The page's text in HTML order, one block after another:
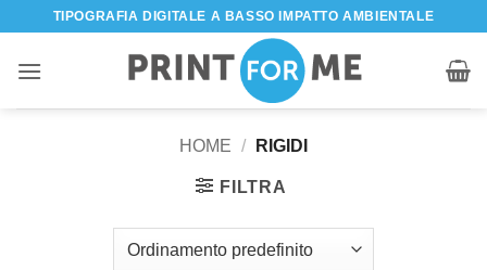
contenuti
TIPOGRAFIA DIGITALE A BASSO IMPATTO AMBIENTALE
HOME / RIGIDI
FILTRA